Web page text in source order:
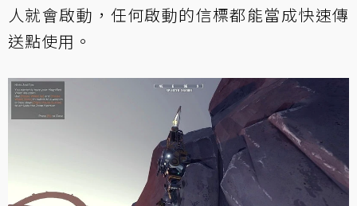
人就會啟動，任何啟動的信標都能當成快速傳
送點使用。